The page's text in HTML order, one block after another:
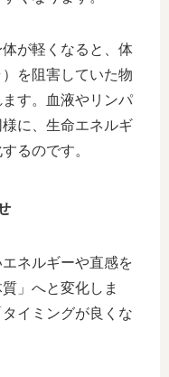
が軽くなると、体
を阻害していた物
す。血液やリンパ
に、生命エネルギ
るのです。
ネルギーや直感を
」へと変化しま
イミングが良くな